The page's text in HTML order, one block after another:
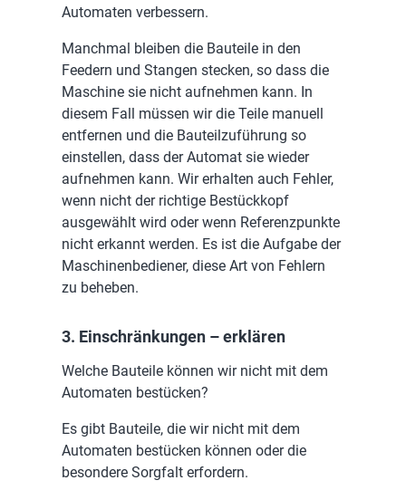
Automaten verbessern.
Manchmal bleiben die Bauteile in den
Feedern und Stangen stecken, so dass die
Maschine sie nicht aufnehmen kann. In
diesem Fall müssen wir die Teile manuell
entfernen und die Bauteilzuführung so
einstellen, dass der Automat sie wieder
aufnehmen kann. Wir erhalten auch Fehler,
wenn nicht der richtige Bestückkopf
ausgewählt wird oder wenn Referenzpunkte
nicht erkannt werden. Es ist die Aufgabe der
Maschinenbediener, diese Art von Fehlern
zu beheben.
3. Einschränkungen – erklären
Welche Bauteile können wir nicht mit dem
Automaten bestücken?
Es gibt Bauteile, die wir nicht mit dem
Automaten bestücken können oder die
besondere Sorgfalt erfordern.